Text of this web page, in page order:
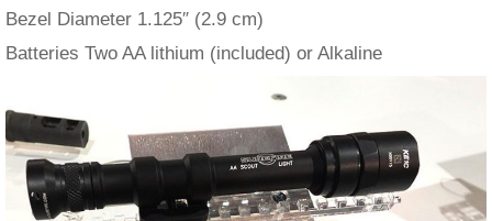
Bezel Diameter 1.125″ (2.9 cm)
Batteries Two AA lithium (included) or Alkaline